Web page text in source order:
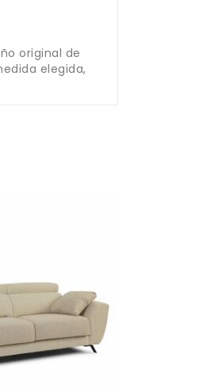
original de
elegida,